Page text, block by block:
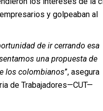
y golpeaban al
de ir cerrando esa
una propuesta de
los colombianos”, asegura
de Trabajadores—CUT—